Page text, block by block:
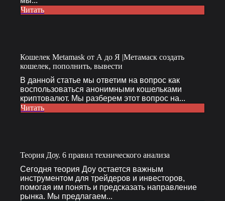
Читать
Кошелек Metamask от А до Я |Метамаск создать
кошелек, пополнить, вывести
В данной статье мы ответим на вопрос как
воспользоваться анонимными кошельками
криптовалют. Мы разберем этот вопрос на...
Читать
Теория Доу. 6 правил технического анализа
Сегодня теория Доу остается важным
инструментом для трейдеров и инвесторов,
помогая им понять и предсказать направление
рынка. Мы предлагаем...